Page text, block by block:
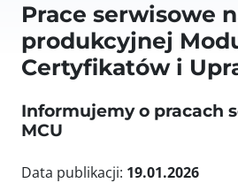
Prace serwisowe
produkcyjnej
Certyfikatów i
Informujemy o pracach
MCU
Data publikacji: 19.01.2026